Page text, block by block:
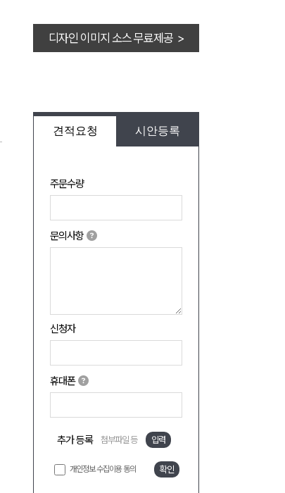
디자인 이미지 소스 무료제공 >
견적요청 시안등록
주문수량
문의사항
신청자
휴대폰
추가 등록 첨부파일 등 입력
개인정보 수집이용 동의 확인